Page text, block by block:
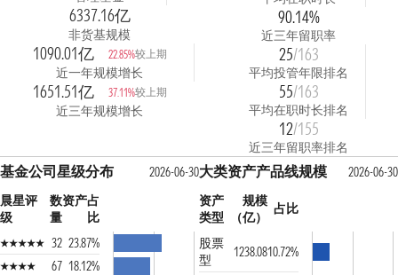
6337.16亿
非货基规模
1090.01亿 22.85%较上期
近一年规模增长
1651.51亿 37.11%较上期
近三年规模增长
90.14%
近三年留职率
25/163
平均投管年限排名
55/163
平均在职时长排名
12/155
近三年留职率排名
基金公司星级分布
2026-06-30
晨星评
级
数
量
资产占
比
32 23.87%
67 18.12%
大类资产产品线规模
2026-06-30
资产
类型
规模
（亿）
占比
股票
型
1238.0810.72%